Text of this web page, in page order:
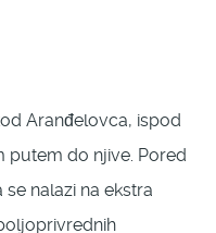
Aranđelovca, ispod
putem do njive. Pored
nalazi na ekstra